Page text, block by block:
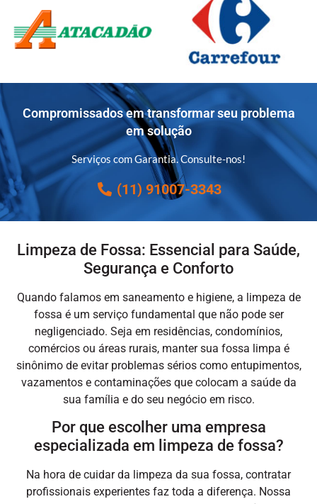
Compromissados em transformar seu problema
em solução
Serviços com Garantia. Consulte-nos!
(11) 91007-3343
Limpeza de Fossa: Essencial para Saúde,
Segurança e Conforto
Quando falamos em saneamento e higiene, a limpeza de
fossa é um serviço fundamental que não pode ser
negligenciado. Seja em residências, condomínios,
comércios ou áreas rurais, manter sua fossa limpa é
sinônimo de evitar problemas sérios como entupimentos,
vazamentos e contaminações que colocam a saúde da
sua família e do seu negócio em risco.
Por que escolher uma empresa
especializada em limpeza de fossa?
Na hora de cuidar da limpeza da sua fossa, contratar
profissionais experientes faz toda a diferença. Nossa